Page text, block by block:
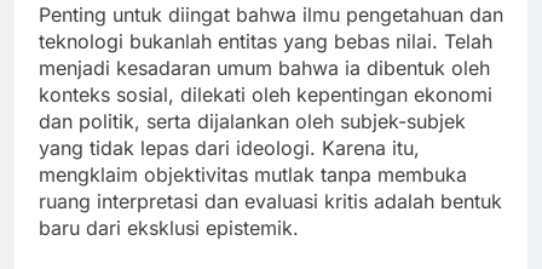
Penting untuk diingat bahwa ilmu pengetahuan dan
teknologi bukanlah entitas yang bebas nilai. Telah
menjadi kesadaran umum bahwa ia dibentuk oleh
konteks sosial, dilekati oleh kepentingan ekonomi
dan politik, serta dijalankan oleh subjek-subjek
yang tidak lepas dari ideologi. Karena itu,
mengklaim objektivitas mutlak tanpa membuka
ruang interpretasi dan evaluasi kritis adalah bentuk
baru dari eksklusi epistemik.